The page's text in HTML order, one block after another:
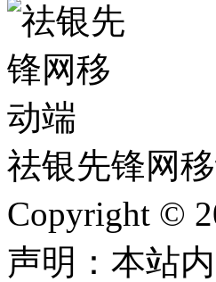
祛银先锋网
Copyright ©
声明：本站